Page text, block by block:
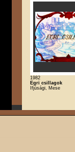
1982
Egri csillagok
Ifjúsági, Mese